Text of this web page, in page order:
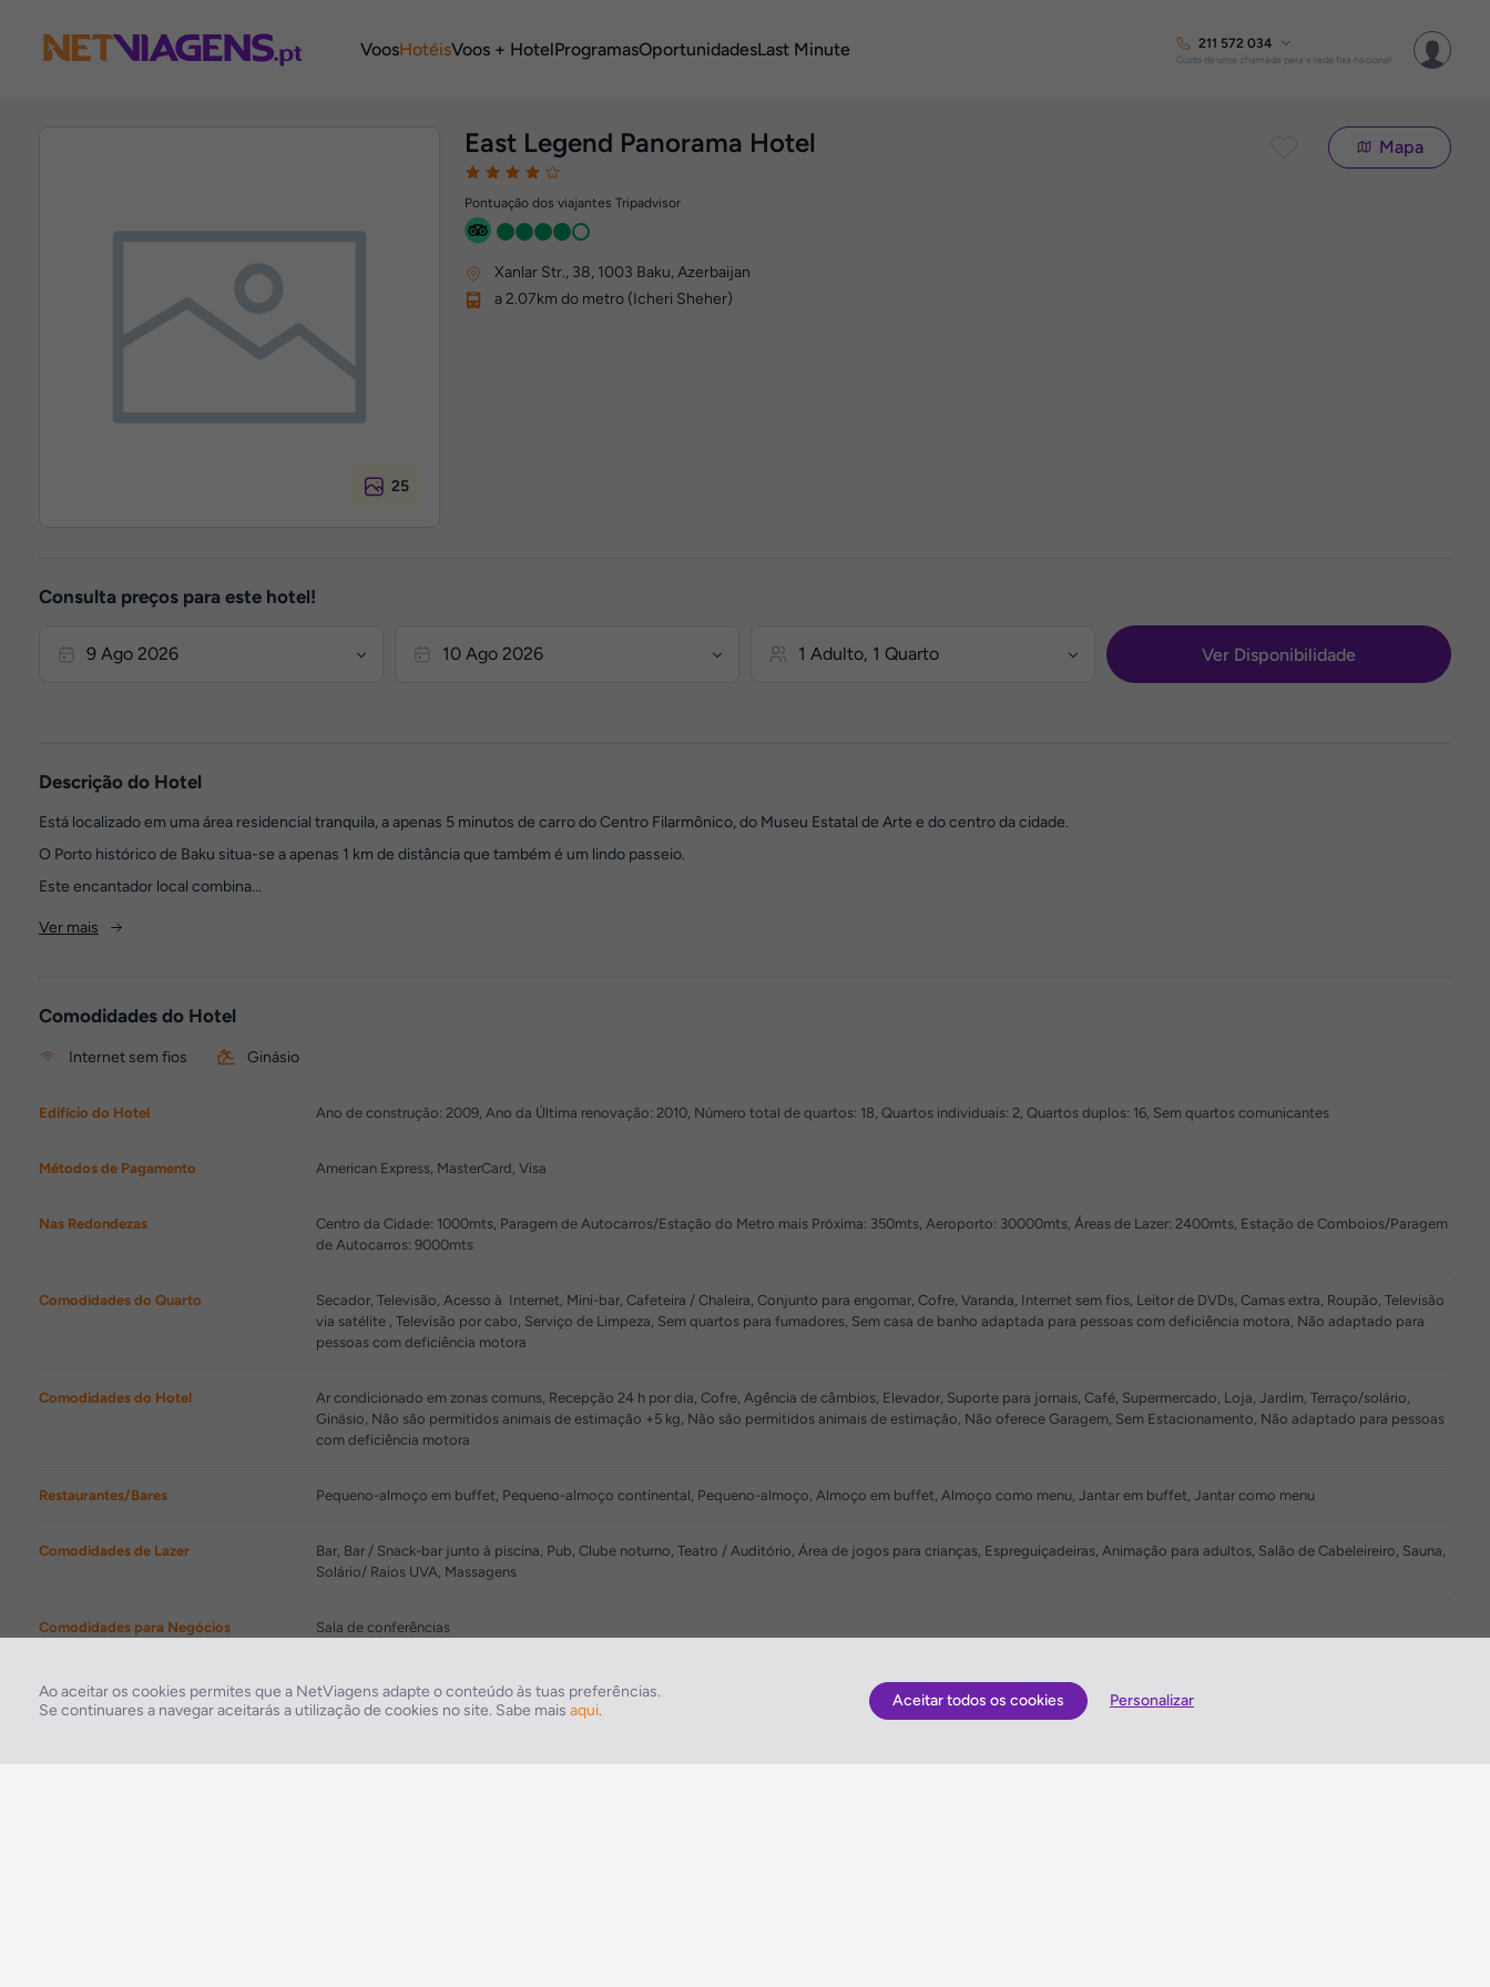
VoosHotéisVoos + HotelProgramasOportunidadesLast Minute 211 572 034
Custo de uma chamada para a rede fixa nacional
25
East Legend Panorama Hotel
Pontuação dos viajantes Tripadvisor
Mapa
Xanlar Str., 38, 1003 Baku, Azerbaijan
a 2.07km do metro (Icheri Sheher)
Consulta preços para este hotel!
Ver Disponibilidade
Descrição do Hotel
Está localizado em uma área residencial tranquila, a apenas 5 minutos de carro do Centro Filarmônico, do Museu Estatal de Arte e do centro da cidade.
O Porto histórico de Baku situa-se a apenas 1 km de distância que também é um lindo passeio.
Este encantador local combina...
Ver mais
Comodidades do Hotel
Internet sem fios Ginásio
Edifício do Hotel Ano de construção: 2009, Ano da Última renovação: 2010, Número total de quartos: 18, Quartos individuais: 2, Quartos duplos: 16, Sem quartos comunicantes
Métodos de Pagamento American Express, MasterCard, Visa
Nas Redondezas
Centro da Cidade: 1000mts, Paragem de Autocarros/Estação do Metro mais Próxima: 350mts, Aeroporto: 30000mts, Áreas de Lazer: 2400mts, Estação de Comboios/Paragem
de Autocarros: 9000mts
Comodidades do Quarto
Secador, Televisão, Acesso à Internet, Mini-bar, Cafeteira / Chaleira, Conjunto para engomar, Cofre, Varanda, Internet sem fios, Leitor de DVDs, Camas extra, Roupão, Televisão
via satélite , Televisão por cabo, Serviço de Limpeza, Sem quartos para fumadores, Sem casa de banho adaptada para pessoas com deficiência motora, Não adaptado para
pessoas com deficiência motora
Comodidades do Hotel
Ar condicionado em zonas comuns, Recepção 24 h por dia, Cofre, Agência de câmbios, Elevador, Suporte para jornais, Café, Supermercado, Loja, Jardim, Terraço/solário,
Ginásio, Não são permitidos animais de estimação +5 kg, Não são permitidos animais de estimação, Não oferece Garagem, Sem Estacionamento, Não adaptado para pessoas
com deficiência motora
Restaurantes/Bares Pequeno-almoço em buffet, Pequeno-almoço continental, Pequeno-almoço, Almoço em buffet, Almoço como menu, Jantar em buffet, Jantar como menu
Comodidades de Lazer
Bar, Bar / Snack-bar junto à piscina, Pub, Clube noturno, Teatro / Auditório, Área de jogos para crianças, Espreguiçadeiras, Animação para adultos, Salão de Cabeleireiro, Sauna,
Solário/ Raios UVA, Massagens
Comodidades para Negócios Sala de conferências
Instalações Desportivas Voleibol
Ao aceitar os cookies permites que a NetViagens adapte o conteúdo às tuas preferências.
Se continuares a navegar aceitarás a utilização de cookies no site. Sabe mais aqui.
Aceitar todos os cookies Personalizar